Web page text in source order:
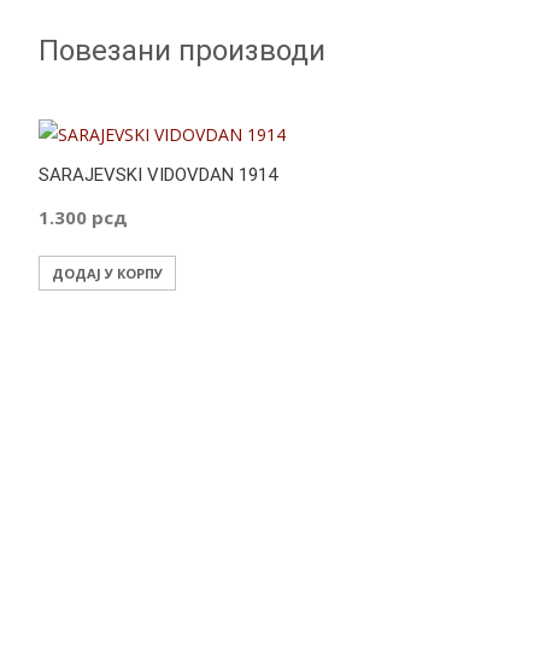
Повезани производи
SARAJEVSKI VIDOVDAN 1914
1.300 рсд
ДОДАЈ У КОРПУ